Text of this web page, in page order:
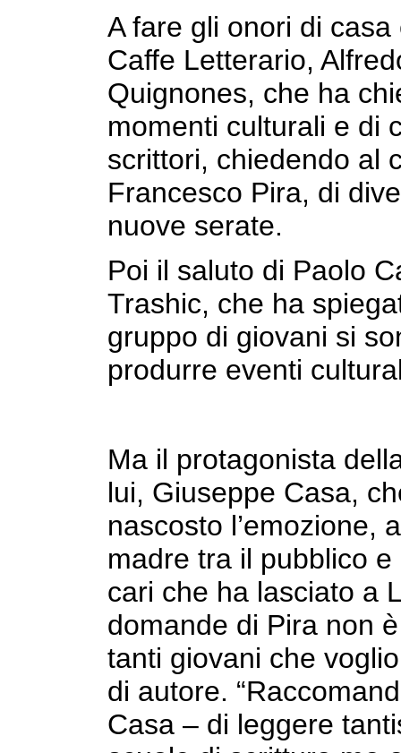
A fare gli onori di
Caffe Letterario,
Quignones, che ha
momenti culturali e di
scrittori, chiedendo al
Francesco Pira, di
nuove serate.
Poi il saluto di Paolo
Trashic, che ha
gruppo di giovani si
produrre eventi
Ma il protagonista
lui, Giuseppe Casa,
nascosto l’emozione,
madre tra il pubblico
cari che ha lasciato a
domande di Pira non
tanti giovani che
di autore.
Casa – di leggere